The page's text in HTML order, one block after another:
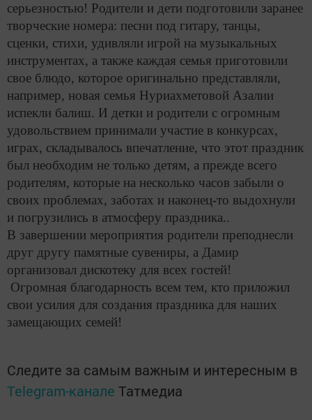
серьезностью! Родители и дети подготовили заранее
творческие номера: песни под гитару, танцы,
сценки, стихи, удивляли игрой на музыкальных
инструментах, а также каждая семья приготовили
свое блюдо, которое оригинально представляли,
например, новая семья Нуриахметовой Азалии
испекли балиш. И детки и родители с огромным
удовольствием принимали участие в конкурсах,
играх, складывалось впечатление, что этот праздник
был необходим не только детям, а прежде всего
родителям, которые на несколько часов забыли о
своих проблемах, заботах и наконец-то выдохнули
и погрузились в атмосферу праздника..
В завершении мероприятия родители преподнесли
друг другу памятные сувениры, а Дамир
организовал дискотеку для всех гостей!
Огромная благодарность всем тем, кто приложил
свои усилия для создания праздника для наших
замещающих семей!
Следите за самым важным и интересным в
Telegram-канале Татмедиа